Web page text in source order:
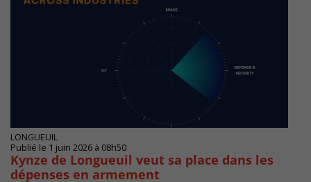
LONGUEUIL
Publié le 1 juin 2026 à 08h50
Kynze de Longueuil veut sa place dans les
dépenses en armement